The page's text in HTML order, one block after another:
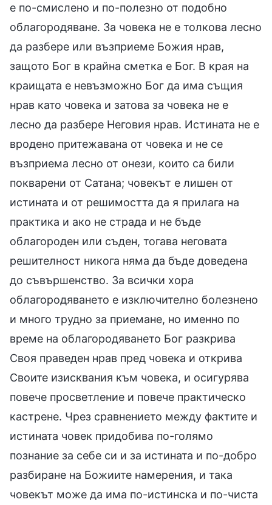
е по-смислено и по-полезно от подобно
облагородяване. За човека не е толкова лесно
да разбере или възприеме Божия нрав,
защото Бог в крайна сметка е Бог. В края на
краищата е невъзможно Бог да има същия
нрав като човека и затова за човека не е
лесно да разбере Неговия нрав. Истината не е
вродено притежавана от човека и не се
възприема лесно от онези, които са били
покварени от Сатана; човекът е лишен от
истината и от решимостта да я прилага на
практика и ако не страда и не бъде
облагороден или съден, тогава неговата
решителност никога няма да бъде доведена
до съвършенство. За всички хора
облагородяването е изключително болезнено
и много трудно за приемане, но именно по
време на облагородяването Бог разкрива
Своя праведен нрав пред човека и открива
Своите изисквания към човека, и осигурява
повече просветление и повече практическо
кастрене. Чрез сравнението между фактите и
истината човек придобива по-голямо
познание за себе си и за истината и по-добро
разбиране на Божиите намерения, и така
човекът може да има по-истинска и по-чиста